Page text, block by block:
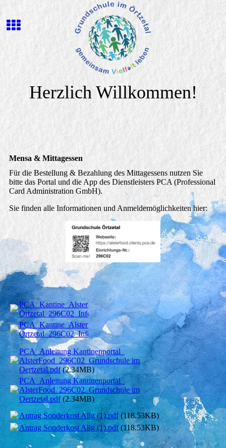
Herzlich Willkommen!
Mensa & Mittagessen
Für die Bestellung & Bezahlung des Mittagessens nutzen Sie
bitte das Portal und die App des Dienstleisters PCA (Professional
Card Administration GmbH).
Sie finden alle Informationen und Anmeldemöglichkeiten hier:
PCA_Kantine_Alsterfood_Grundschule
Örtzetal_296C02_Infoschreiben.pdf(1.08MB)
PCA_Kantine_Alsterfood_Grundschule
Örtzetal_296C02_Infoschreiben.pdf(1.08MB)
PCA_Anleitung Kantinenportal_
AlsterFood_296C02_Grundschule im
Oertzetal.pdf(2.34MB)
PCA_Anleitung Kantinenportal_
AlsterFood_296C02_Grundschule im
Oertzetal.pdf(2.34MB)
Antrag Sonderkost Allg (1).pdf(118.53KB)
Antrag Sonderkost Allg (1).pdf(118.53KB)